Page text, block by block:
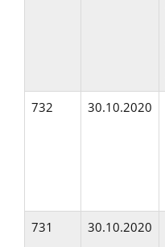
732
30.10.2020
731
30.10.2020